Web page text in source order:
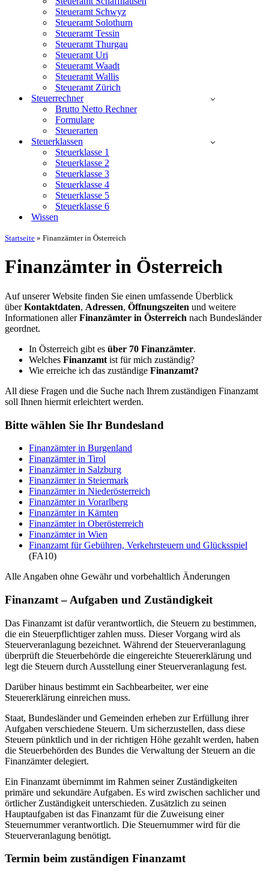
Steueramt Schwyz
Steueramt Solothurn
Steueramt Tessin
Steueramt Thurgau
Steueramt Uri
Steueramt Waadt
Steueramt Wallis
Steueramt Zürich
Steuerrechner
Brutto Netto Rechner
Formulare
Steuerarten
Steuerklassen
Steuerklasse 1
Steuerklasse 2
Steuerklasse 3
Steuerklasse 4
Steuerklasse 5
Steuerklasse 6
Wissen
Startseite » Finanzämter in Österreich
Finanzämter in Österreich
Auf unserer Website finden Sie einen umfassende Überblick
überKontaktdaten, Adressen, Öffnungszeiten und weitere
Informationen allerFinanzämter in Österreich nach Bundesländer
geordnet.
In Österreich gibt es über 70 Finanzämter.
Welches Finanzamt ist für mich zuständig?
Wie erreiche ich das zuständige Finanzamt?
All diese Fragen und die Suche nach Ihrem zuständigen Finanzamt
soll Ihnen hiermit erleichtert werden.
Bitte wählen Sie Ihr Bundesland
Finanzämter in Burgenland
Finanzämter in Tirol
Finanzämter in Salzburg
Finanzämter in Steiermark
Finanzämter in Niederösterreich
Finanzämter in Vorarlberg
Finanzämter in Kärnten
Finanzämter in Oberösterreich
Finanzämter in Wien
Finanzamt für Gebühren, Verkehrsteuern und Glücksspiel
(FA10)
Alle Angaben ohne Gewähr und vorbehaltlich Änderungen
Finanzamt – Aufgaben und Zuständigkeit
Das Finanzamt ist dafür verantwortlich, die Steuern zu bestimmen,
die ein Steuerpflichtiger zahlen muss. Dieser Vorgang wird als
Steuerveranlagung bezeichnet. Während der Steuerveranlagung
überprüft die Steuerbehörde die eingereichte Steuererklärung und
legt die Steuern durch Ausstellung einer Steuerveranlagung fest.
Darüber hinaus bestimmt ein Sachbearbeiter, wer eine
Steuererklärung einreichen muss.
Staat, Bundesländer und Gemeinden erheben zur Erfüllung ihrer
Aufgaben verschiedene Steuern. Um sicherzustellen, dass diese
Steuern pünktlich und in der richtigen Höhe gezahlt werden, haben
die Steuerbehörden des Bundes die Verwaltung der Steuern an die
Finanzämter delegiert.
Ein Finanzamt übernimmt im Rahmen seiner Zuständigkeiten
primäre und sekundäre Aufgaben. Es wird zwischen sachlicher und
örtlicher Zuständigkeit unterschieden. Zusätzlich zu seinen
Hauptaufgaben ist das Finanzamt für die Zuweisung einer
Steuernummer verantwortlich. Die Steuernummer wird für die
Steuerveranlagung benötigt.
Termin beim zuständigen Finanzamt